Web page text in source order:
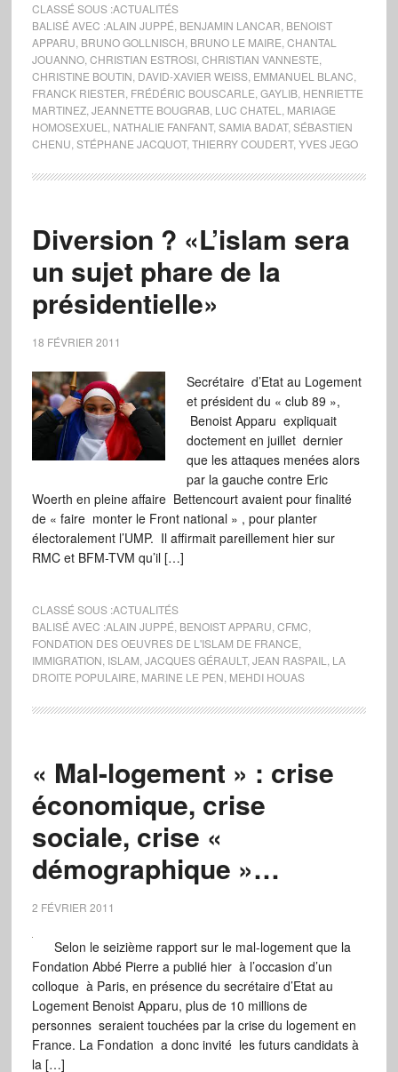
CLASSÉ SOUS :ACTUALITÉS
BALISÉ AVEC :ALAIN JUPPÉ BENJAMIN LANCAR BENOIST
APPARU BRUNO GOLLNISCH BRUNO LE MAIRE CHANTAL
JOUANNO, CHRISTIAN ESTROSI, CHRISTIAN VANNESTE
CHRISTINE BOUTIN DAVID-XAVIER WEISS, EMMANUEL BLANC
FRANCK RIESTER FRÉDÉRIC BOUSCARLE GAYLIB, HENRIETTE
MARTINEZ, JEANNETTE BOUGRAB, LUC CHATEL
MARIAGE
HOMOSEXUEL
NATHALIE FANFANT, SAMIA BADAT, SÉBASTIEN
CHENU STÉPHANE JACQUOT, THIERRY COUDERT, YVES JEGO
Diversion ? «L’islam sera
un sujet phare de la
présidentielle»
18 FÉVRIER 2011
Secrétaire d’Etat au Logement
et président du « club 89 »,
Benoist Apparu expliquait
doctement en juillet dernier
que les attaques menées alors
par la gauche contre Eric
Woerth en pleine affaire Bettencourt avaient pour finalité
de « faire monter le Front national » , pour planter
électoralement l’UMP. Il affirmait pareillement hier sur
RMC et BFM-TVM qu’il […]
CLASSÉ SOUS :ACTUALITÉS
BALISÉ AVEC :ALAIN JUPPÉ BENOIST APPARU CFMC
FONDATION DES OEUVRES DE L'ISLAM DE FRANCE
IMMIGRATION ISLAM JACQUES GÉRAULT, JEAN RASPAIL
LA
DROITE POPULAIRE MARINE LE PEN MEHDI HOUAS
« Mal-logement » : crise
économique, crise
sociale, crise «
démographique »…
2 FÉVRIER 2011
Selon le seizième rapport sur le mal-logement que la
Fondation Abbé Pierre a publié hier à l’occasion d’un
colloque à Paris, en présence du secrétaire d’Etat au
Logement Benoist Apparu, plus de 10 millions de
personnes seraient touchées par la crise du logement en
France. La Fondation a donc invité les futurs candidats à
la […]